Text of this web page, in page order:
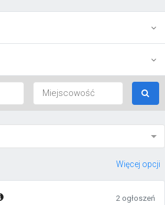
Więcej opcji
2 ogłoszeń